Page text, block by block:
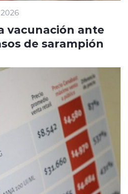
vacunación ante
de sarampión